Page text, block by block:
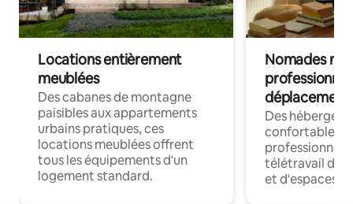
Locations entièrement
meublées
Des cabanes de montagne
paisibles aux appartements
urbains pratiques, ces
locations meublées offrent
tous les équipements d'un
logement standard.
Nomades
déplacement
Des
confortables
professionnels
télétravail
et d'espaces